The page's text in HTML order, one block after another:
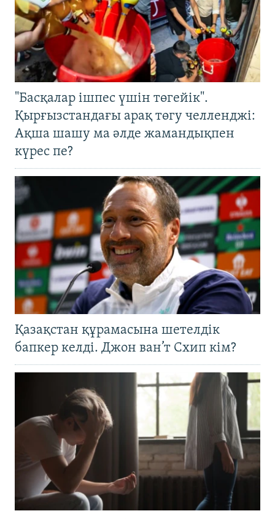
"Басқалар ішпес үшін төгейік".
Қырғызстандағы арақ төгу челленджі:
Ақша шашу ма әлде жамандықпен
күрес пе?
Қазақстан құрамасына шетелдік
бапкер келді. Джон ван’т Схип кім?